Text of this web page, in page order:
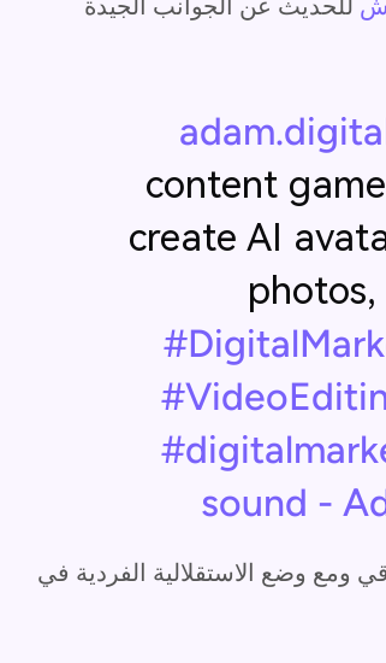
للحديث عن الجوانب الجيدة
content
create AI
sound -
ومع وضع الاستقلالية الفردية في